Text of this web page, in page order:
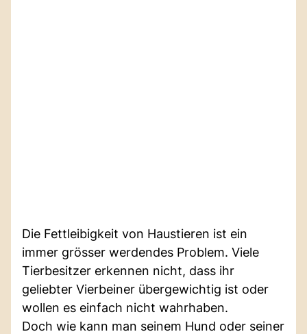
Die Fettleibigkeit von Haustieren ist ein
immer grösser werdendes Problem. Viele
Tierbesitzer erkennen nicht, dass ihr
geliebter Vierbeiner übergewichtig ist oder
wollen es einfach nicht wahrhaben.
Doch wie kann man seinem Hund oder seiner